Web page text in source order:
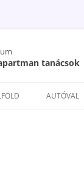
tanácsok
AUTÓVAL